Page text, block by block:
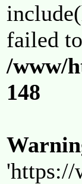
failed
/www/
148
'https://